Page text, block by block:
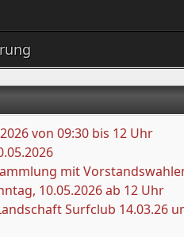
von 09:30 bis 12 Uhr
mit
10.05.2026 ab 12 Uhr
Surfclub 14.03.26